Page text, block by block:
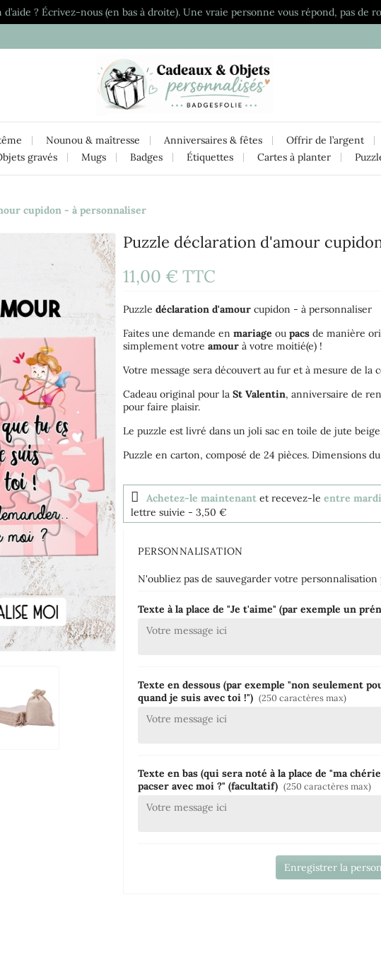
d’aide ? Écrivez-nous (en bas à droite). Une vraie personne vous répond, pas de
Nounou & maîtresse Anniversaires & fêtes Offrir de l’argent
gravés Mugs Badges Étiquettes Cartes à planter
cupidon - à personnaliser
Puzzle déclaration d'amour
11,00 €TTC
Puzzledéclaration d'amour cupidon - à personnaliser
Faites une demande enmariage oupacs de manière
simplement votreamour à votre moitié(e) !
Votre message sera découvert au fur et à mesure de la
Cadeau original pour la St Valentin, anniversaire de
pour faire plaisir.
Le puzzle est livré dans un joli sac en toile de jute
Puzzle en carton, composé de 24 pièces. Dimensions
Achetez-le maintenant et recevez-leentre
lettre suivie - 3,50 €
PERSONNALISATION
N'oubliez pas de sauvegarder votre
Texte à la place de "Je t'aime" (par exemple un
Texte en dessous (par exemple "non seulement
quand je suis avec toi !") (250 caractères max)
Texte en bas (qui sera noté à la place de "ma
pacser avec moi ?" (facultatif) (250 caractères max)
Enregistrer la